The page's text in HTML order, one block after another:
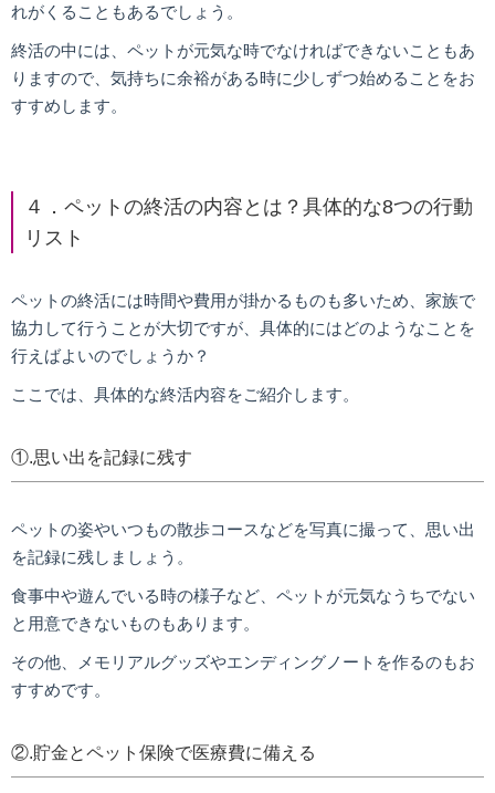
れがくることもあるでしょう。
終活の中には、ペットが元気な時でなければできないこともあ
りますので、気持ちに余裕がある時に少しずつ始めることをお
すすめします。
４．ペットの終活の内容とは？具体的な8つの行動
リスト
ペットの終活には時間や費用が掛かるものも多いため、家族で
協力して行うことが大切ですが、具体的にはどのようなことを
行えばよいのでしょうか？
ここでは、具体的な終活内容をご紹介します。
①.思い出を記録に残す
ペットの姿やいつもの散歩コースなどを写真に撮って、思い出
を記録に残しましょう。
食事中や遊んでいる時の様子など、ペットが元気なうちでない
と用意できないものもあります。
その他、メモリアルグッズやエンディングノートを作るのもお
すすめです。
②.貯金とペット保険で医療費に備える